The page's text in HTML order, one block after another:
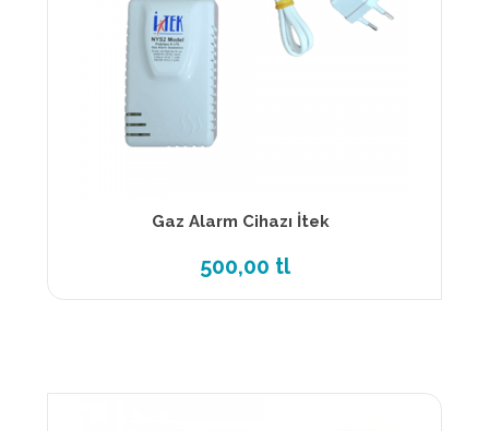
Gaz Alarm Cihazı İtek
500,00 tl